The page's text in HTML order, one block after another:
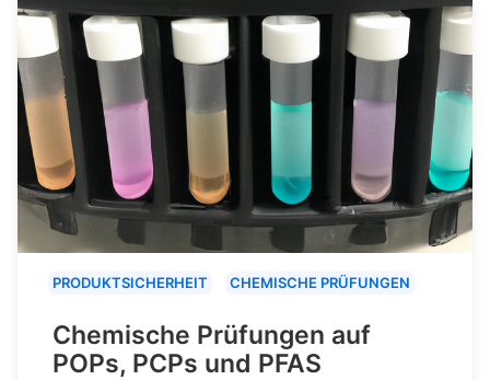
PRODUKTSICHERHEIT CHEMISCHE PRÜFUNGEN
Chemische Prüfungen auf
POPs, PCPs und PFAS